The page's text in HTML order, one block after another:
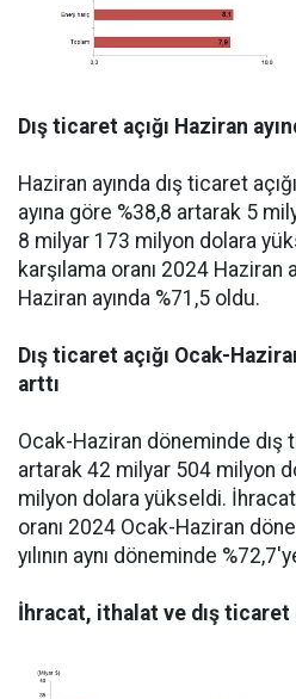
Dış ticaret açığı Haziran
Haziran ayında dış ticaret
ayına göre %38,8 artarak 5
8 milyar 173 milyon dolara
karşılama oranı 2024 Haziran
Haziran ayında %71,5 oldu.
Dış ticaret açığı Ocak-
arttı
Ocak-Haziran döneminde dış
artarak 42 milyar 504 milyon
milyon dolara yükseldi.
oranı 2024 Ocak-Haziran
yılının aynı döneminde
İhracat, ithalat ve dış